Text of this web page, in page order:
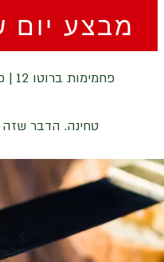
מבצע יום
פחמימות ברוטו 12 | פחמימות נטו 12 | שומן 45 | חלבון 20 | יחס קיטו 1.4
טחינה. הדבר שזה